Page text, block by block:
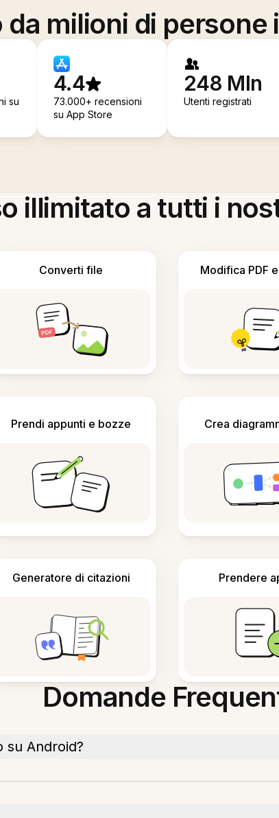
milioni di
su
4.4
73.000+ recensioni
su App Store
248 Mln
Utenti registrati
illimitato a tutti i
Converti file Modifica PDF
Prendi appunti e bozze Crea
Generatore di citazioni Prendere
Domande
su Android?